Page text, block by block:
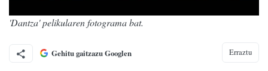
'Dantza' pelikularen fotograma bat.
Gehitu gaitzazu Googlen Erraztu